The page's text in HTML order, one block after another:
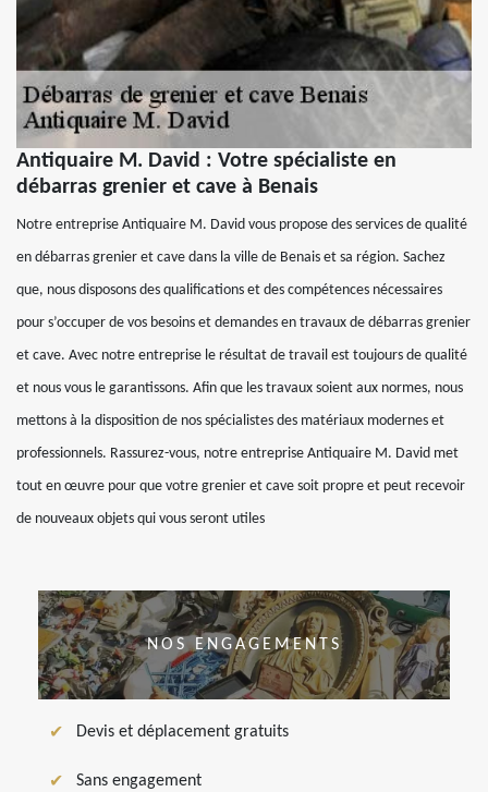
Antiquaire M. David : Votre spécialiste en
débarras grenier et cave à Benais
Notre entreprise Antiquaire M. David vous propose des services de qualité
en débarras grenier et cave dans la ville de Benais et sa région. Sachez
que, nous disposons des qualifications et des compétences nécessaires
pour s’occuper de vos besoins et demandes en travaux de débarras grenier
et cave. Avec notre entreprise le résultat de travail est toujours de qualité
et nous vous le garantissons. Afin que les travaux soient aux normes, nous
mettons à la disposition de nos spécialistes des matériaux modernes et
professionnels. Rassurez-vous, notre entreprise Antiquaire M. David met
tout en œuvre pour que votre grenier et cave soit propre et peut recevoir
de nouveaux objets qui vous seront utiles
NOS ENGAGEMENTS
Devis et déplacement gratuits
Sans engagement